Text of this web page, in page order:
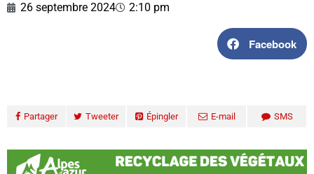
26 septembre 2024 2:10 pm
Facebook
Partager Tweeter Épingler E-mail SMS